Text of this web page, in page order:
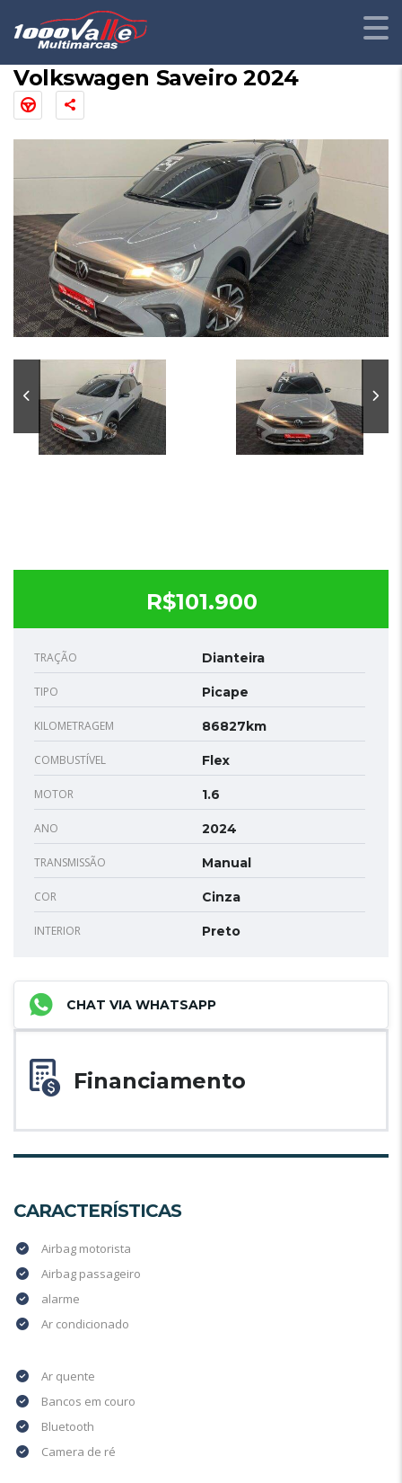
Volkswagen Saveiro 2024
R$101.900
TRAÇÃO Dianteira
TIPO Picape
KILOMETRAGEM 86827km
COMBUSTÍVEL Flex
MOTOR 1.6
ANO 2024
TRANSMISSÃO Manual
COR Cinza
INTERIOR Preto
CHAT VIA WHATSAPP
Financiamento
CARACTERÍSTICAS
Airbag motorista
Airbag passageiro
alarme
Ar condicionado
Ar quente
Bancos em couro
Bluetooth
Camera de ré